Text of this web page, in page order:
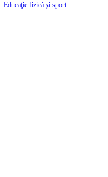
Educaţie fizică şi sport